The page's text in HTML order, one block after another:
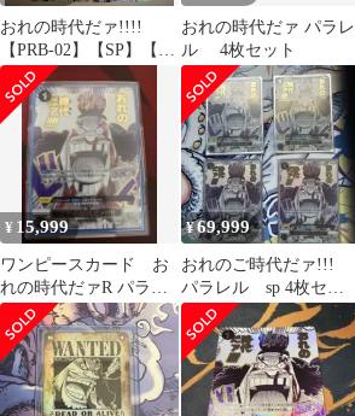
おれの時代だァ!!!!
【PRB-02】【SP】【パ
ラレル】【OP09-096】
おれの時代だァ パラレ
ル 4枚セット
¥ 15,999
ワンピースカード お
れの時代だァR パラレ
ル OP09-096 SP
¥69,999
おれのご時代だァ!!!
パラレル sp 4枚セッ
ト